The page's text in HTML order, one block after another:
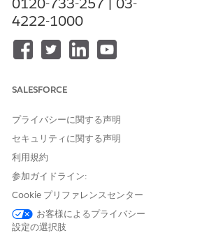
この機能を要望するには、
Field History Tracking for Detail
Detail Relationship」
項目履歴管理に関するレポートを使用
策
レコードを保存するときに、項目
ある時点でデータをキャプチャす
ップショット機能を使用します (
ングの次の記事を参照してくださ
スナップショットのトラブルシュ
4222-1000
SALESFORCE
プライバシーに関する声明
セキュリティに関する声明
利用規約
参加ガイドライン:
Cookie プリファレンスセンター
お客様によるプライバシー
設定の選択肢